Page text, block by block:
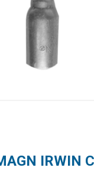
IRWIN